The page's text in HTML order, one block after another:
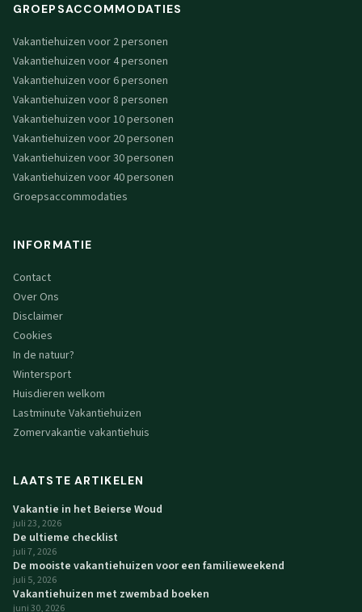
GROEPSACCOMMODATIES
Vakantiehuizen voor 2 personen
Vakantiehuizen voor 4 personen
Vakantiehuizen voor 6 personen
Vakantiehuizen voor 8 personen
Vakantiehuizen voor 10 personen
Vakantiehuizen voor 20 personen
Vakantiehuizen voor 30 personen
Vakantiehuizen voor 40 personen
Groepsaccommodaties
INFORMATIE
Contact
Over Ons
Disclaimer
Cookies
In de natuur?
Wintersport
Huisdieren welkom
Lastminute Vakantiehuizen
Zomervakantie vakantiehuis
LAATSTE ARTIKELEN
Vakantie in het Beierse Woud
juli 23, 2026
De ultieme checklist
juli 7, 2026
De mooiste vakantiehuizen voor een familieweekend
juli 5, 2026
Vakantiehuizen met zwembad boeken
juni 30, 2026